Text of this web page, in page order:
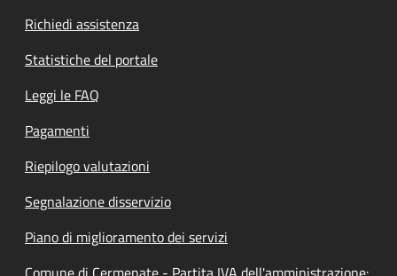
Richiedi assistenza
Statistiche del portale
Leggi le FAQ
Pagamenti
Riepilogo valutazioni
Segnalazione disservizio
Piano di miglioramento dei servizi